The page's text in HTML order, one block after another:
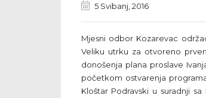
5 Svibanj, 2016
Mjesni odbor Kozarevac
Veliku utrku za otvoreno
donošenja plana proslave
početkom ostvarenja
Kloštar Podravski u suradnji